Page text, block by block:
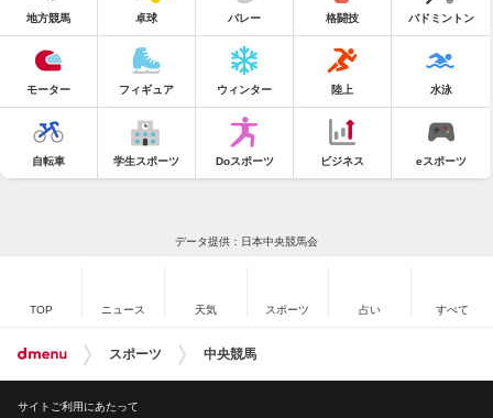
地方競馬 卓球 バレー 格闘技 バドミントン
モーター フィギュア ウィンター 陸上 水泳
自転車 学生スポーツ Doスポーツ ビジネス eスポーツ
データ提供：日本中央競馬会
TOP ニュース 天気 スポーツ 占い すべて
スポーツ 中央競馬
サイトご利用にあたって